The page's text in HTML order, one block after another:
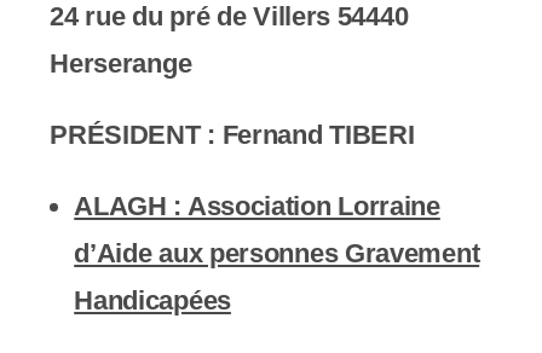
24 rue du pré de Villers 54440
Herserange
PRÉSIDENT : Fernand TIBERI
ALAGH : Association Lorraine
d’Aide aux personnes Gravement
Handicapées